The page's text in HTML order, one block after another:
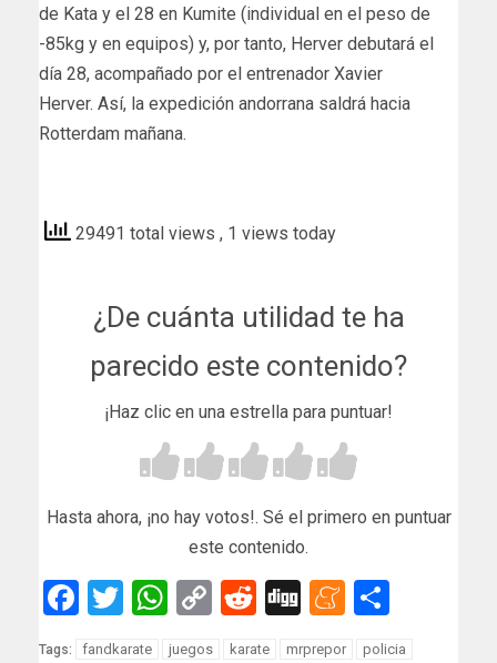
de Kata y el 28 en Kumite (individual en el peso de
-85kg y en equipos) y, por tanto, Herver debutará el
día 28, acompañado por el entrenador Xavier
Herver. Así, la expedición andorrana saldrá hacia
Rotterdam mañana.
29491 total views , 1 views today
¿De cuánta utilidad te ha
parecido este contenido?
¡Haz clic en una estrella para puntuar!
Hasta ahora, ¡no hay votos!. Sé el primero en puntuar
este contenido.
Facebook
Twitter
WhatsApp
Copy
Link
Reddit
Digg
Tags: fandkarate juegos karate mrprepor
policia